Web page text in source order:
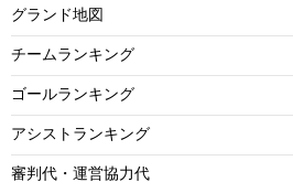
グランド地図
チームランキング
ゴールランキング
アシストランキング
審判代・運営協力代